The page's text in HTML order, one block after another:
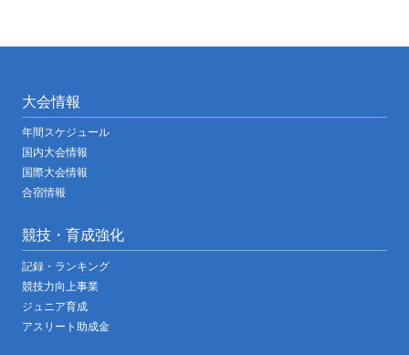
大会情報
年間スケジュール
国内大会情報
国際大会情報
合宿情報
競技・育成強化
記録・ランキング
競技力向上事業
ジュニア育成
アスリート助成金